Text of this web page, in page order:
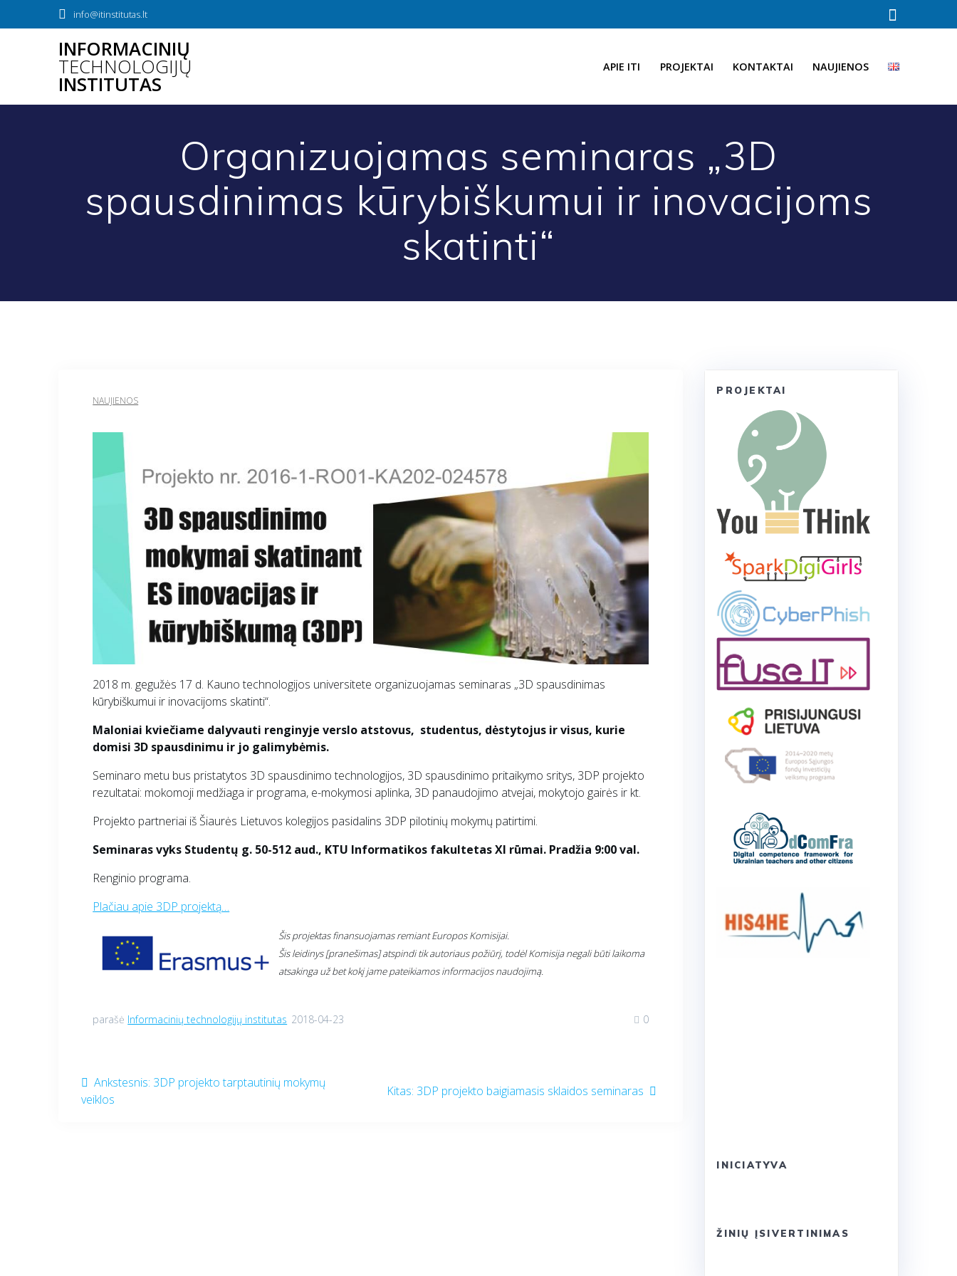
to
info@itinstitutas.lt
INFORMACINIŲ
TECHNOLOGIJŲ
INSTITUTAS
APIE ITI PROJEKTAI KONTAKTAI NAUJIENOS
Organizuojamas seminaras „3D
spausdinimas kūrybiškumui ir inovacijoms
skatinti“
NAUJIENOS
2018 m. gegužės 17 d. Kauno technologijos universitete organizuojamas seminaras „3D spausdinimas
kūrybiškumui ir inovacijoms skatinti“.
Maloniai kviečiame dalyvauti renginyje verslo atstovus, studentus, dėstytojus ir visus, kurie
domisi 3D spausdinimu ir jo galimybėmis.
Seminaro metu bus pristatytos 3D spausdinimo technologijos, 3D spausdinimo pritaikymo sritys, 3DP projekto
rezultatai: mokomoji medžiaga ir programa, e-mokymosi aplinka, 3D panaudojimo atvejai, mokytojo gairės ir kt.
Projekto partneriai iš Šiaurės Lietuvos kolegijos pasidalins 3DP pilotinių mokymų patirtimi.
Seminaras vyks Studentų g. 50-512 aud., KTU Informatikos fakultetas XI rūmai. Pradžia 9:00 val.
Renginio programa.
Plačiau apie 3DP projektą…
Šis projektas finansuojamas remiant Europos Komisijai.
Šis leidinys [pranešimas] atspindi tik autoriaus požiūrį, todėl Komisija negali būti laikoma
atsakinga už bet kokį jame pateikiamos informacijos naudojimą.
parašė Informacinių technologijų institutas 2018-04-23 0
Navigacija
tarp
Ankstesnis: Ankstesnis
3DP projekto tarptautinių mokymų
veiklos
Kitas: Kitas
3DP projekto baigiamasis sklaidos seminaras
PROJEKTAI
INICIATYVA
ŽINIŲ ĮSIVERTINIMAS